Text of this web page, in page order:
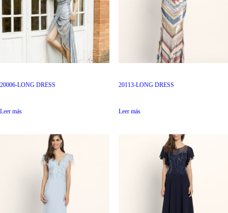
20006-LONG DRESS
Leer más
20113-LONG DRESS
Leer más